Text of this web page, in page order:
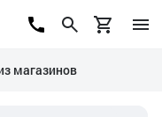
магазинов